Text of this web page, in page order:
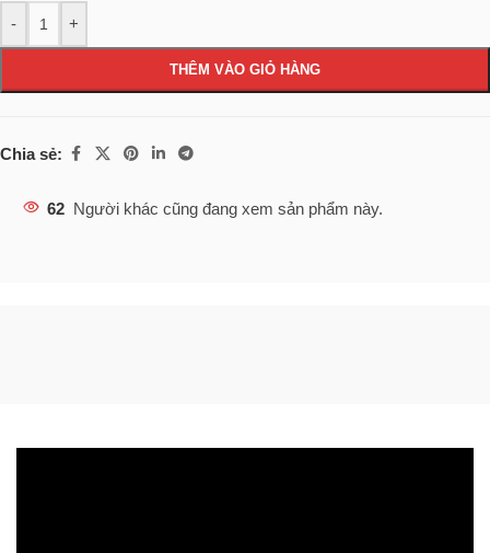
- +
THÊM VÀO GIỎ HÀNG
Chia sẻ:
62 Người khác cũng đang xem sản phẩm này.